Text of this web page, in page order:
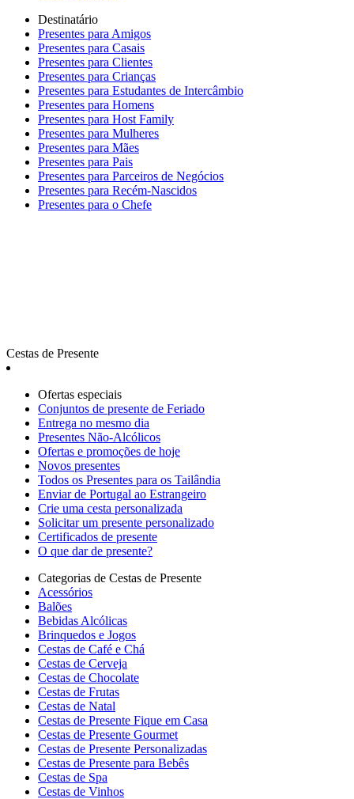
Destinatário
Presentes para Amigos
Presentes para Casais
Presentes para Clientes
Presentes para Crianças
Presentes para Estudantes de Intercâmbio
Presentes para Homens
Presentes para Host Family
Presentes para Mulheres
Presentes para Mães
Presentes para Pais
Presentes para Parceiros de Negócios
Presentes para Recém-Nascidos
Presentes para o Chefe
Cestas de Presente
Ofertas especiais
Сonjuntos de presente de Feriado
Entrega no mesmo dia
Presentes Não-Alcólicos
Ofertas e promoções de hoje
Novos presentes
Todos os Presentes para os Tailândia
Enviar de Portugal ao Estrangeiro
Crie uma cesta personalizada
Solicitar um presente personalizado
Certificados de presente
O que dar de presente?
Categorias de Cestas de Presente
Acessórios
Balões
Bebidas Alcólicas
Brinquedos e Jogos
Cestas de Café e Chá
Cestas de Cerveja
Cestas de Chocolate
Cestas de Frutas
Cestas de Natal
Cestas de Presente Fique em Casa
Cestas de Presente Gourmet
Cestas de Presente Personalizadas
Cestas de Presente para Bebês
Cestas de Spa
Cestas de Vinhos